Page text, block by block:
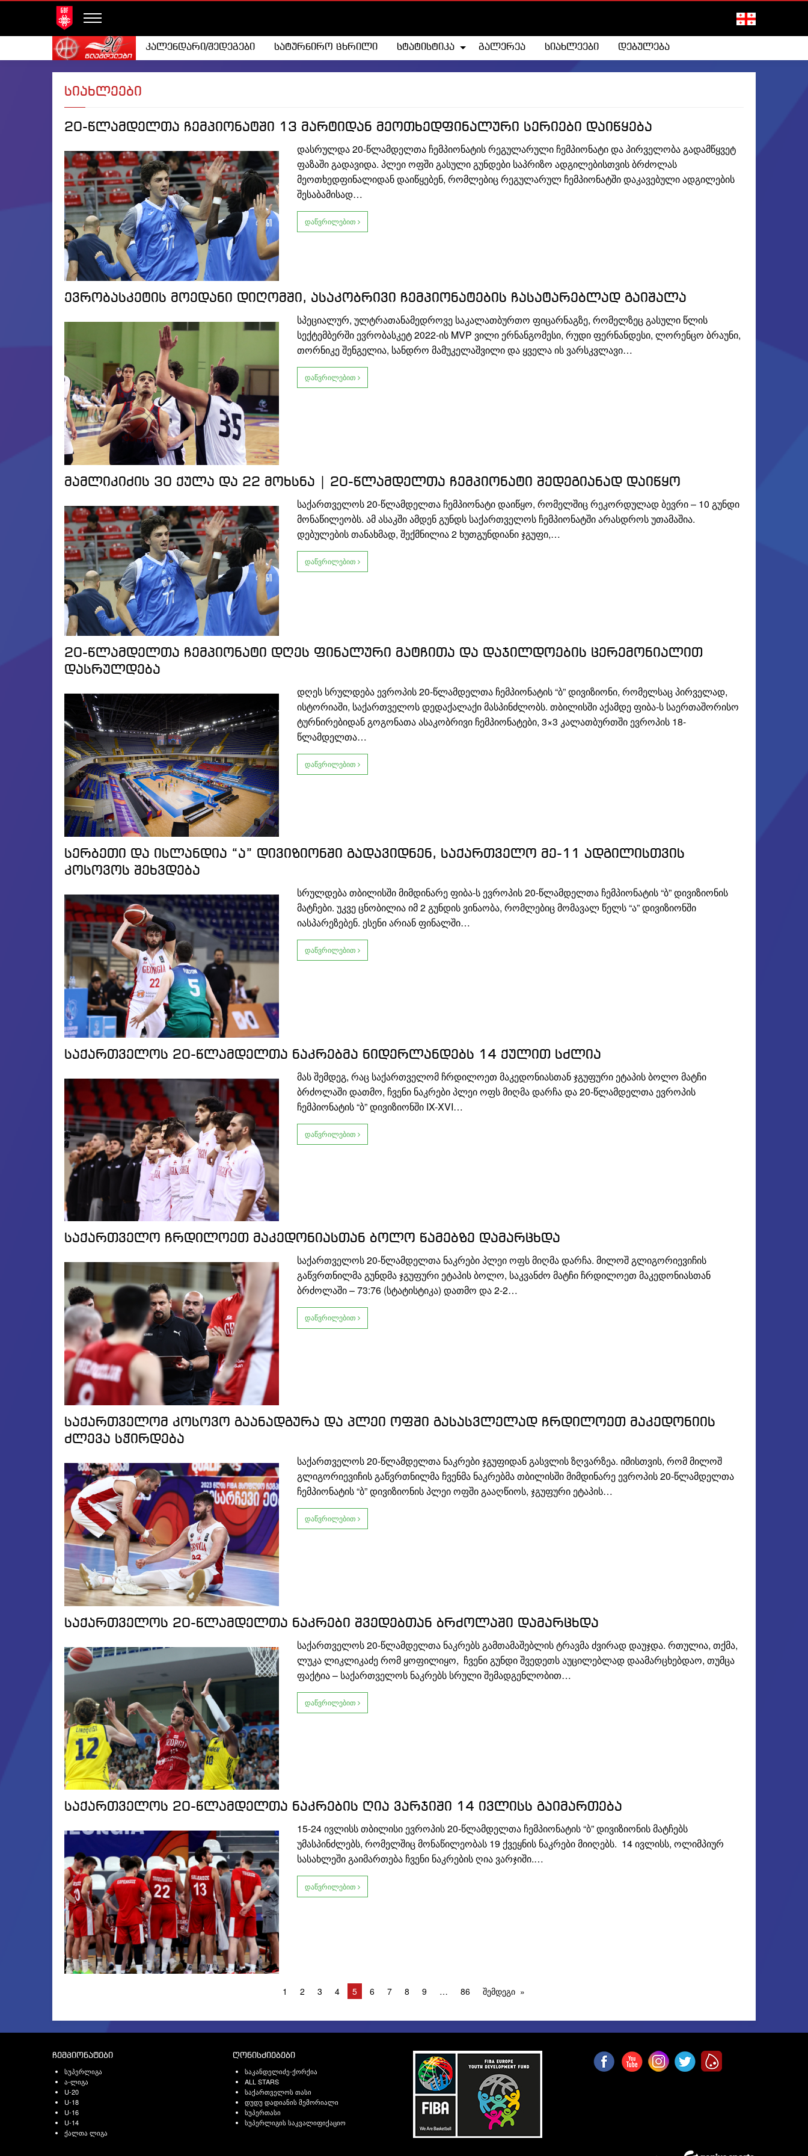
კალენდარი/შედეგები სატურნირო ცხრილი სტატისტიკა გალერეა სიახლეები დებულება
სიახლეები
20-წლამდელთა ჩემპიონატში 13 მარტიდან მეოთხედფინალური სერიები დაიწყება
დასრულდა 20-წლამდელთა ჩემპიონატის რეგულარული ჩემპიონატი და პირველობა გადამწყვეტ
ფაზაში გადავიდა. პლეი ოფში გასული გუნდები საპრიზო ადგილებისთვის ბრძოლას
მეოთხედფინალიდან დაიწყებენ, რომლებიც რეგულარულ ჩემპიონატში დაკავებული ადგილების
შესაბამისად…
დაწვრილებით
ევრობასკეტის მოედანი დიღომში, ასაკობრივი ჩემპიონატების ჩასატარებლად გაიშალა
სპეციალურ, ულტრათანამედროვე საკალათბურთო ფიცარნაგზე, რომელზეც გასული წლის
სექტემბერში ევრობასკეტ 2022-ის MVP ვილი ერნანგომესი, რუდი ფერნანდესი, ლორენცო ბრაუნი,
თორნიკე შენგელია, სანდრო მამუკელაშვილი და ყველა ის ვარსკვლავი…
დაწვრილებით
მამლიკიძის 30 ქულა და 22 მოხსნა | 20-წლამდელთა ჩემპიონატი შედეგიანად დაიწყო
საქართველოს 20-წლამდელთა ჩემპიონატი დაიწყო, რომელშიც რეკორდულად ბევრი – 10 გუნდი
მონაწილეობს. ამ ასაკში ამდენ გუნდს საქართველოს ჩემპიონატში არასდროს უთამაშია.
დებულების თანახმად, შექმნილია 2 ხუთგუნდიანი ჯგუფი,…
დაწვრილებით
20-წლამდელთა ჩემპიონატი დღეს ფინალური მატჩითა და დაჯილდოების ცერემონიალით
დასრულდება
დღეს სრულდება ევროპის 20-წლამდელთა ჩემპიონატის “ბ” დივიზიონი, რომელსაც პირველად,
ისტორიაში, საქართველოს დედაქალაქი მასპინძლობს. თბილისში აქამდე ფიბა-ს საერთაშორისო
ტურნირებიდან გოგონათა ასაკობრივი ჩემპიონატები, 3×3 კალათბურთში ევროპის 18-
წლამდელთა…
დაწვრილებით
სერბეთი და ისლანდია “ა” დივიზიონში გადავიდნენ, საქართველო მე-11 ადგილისთვის
კოსოვოს შეხვდება
სრულდება თბილისში მიმდინარე ფიბა-ს ევროპის 20-წლამდელთა ჩემპიონატის “ბ” დივიზიონის
მატჩები. უკვე ცნობილია იმ 2 გუნდის ვინაობა, რომლებიც მომავალ წელს “ა” დივიზიონში
იასპარეზებენ. ესენი არიან ფინალში…
დაწვრილებით
საქართველოს 20-წლამდელთა ნაკრებმა ნიდერლანდებს 14 ქულით სძლია
მას შემდეგ, რაც საქართველომ ჩრდილოეთ მაკედონიასთან ჯგუფური ეტაპის ბოლო მატჩი
ბრძოლაში დათმო, ჩვენი ნაკრები პლეი ოფს მიღმა დარჩა და 20-წლამდელთა ევროპის
ჩემპიონატის “ბ” დივიზიონში IX-XVI…
დაწვრილებით
საქართველო ჩრდილოეთ მაკედონიასთან ბოლო წამებზე დამარცხდა
საქართველოს 20-წლამდელთა ნაკრები პლეი ოფს მიღმა დარჩა. მილოშ გლიგორიევიჩის
გაწვრთნილმა გუნდმა ჯგუფური ეტაპის ბოლო, საკვანძო მატჩი ჩრდილოეთ მაკედონიასთან
ბრძოლაში – 73:76 (სტატისტიკა) დათმო და 2-2…
დაწვრილებით
საქართველომ კოსოვო გაანადგურა და პლეი ოფში გასასვლელად ჩრდილოეთ მაკედონიის
ძლევა სჭირდება
საქართველოს 20-წლამდელთა ნაკრები ჯგუფიდან გასვლის ზღვარზეა. იმისთვის, რომ მილოშ
გლიგორიევიჩის გაწვრთნილმა ჩვენმა ნაკრებმა თბილისში მიმდინარე ევროპის 20-წლამდელთა
ჩემპიონატის “ბ” დივიზიონის პლეი ოფში გააღწიოს, ჯგუფური ეტაპის…
დაწვრილებით
საქართველოს 20-წლამდელთა ნაკრები შვედებთან ბრძოლაში დამარცხდა
საქართველოს 20-წლამდელთა ნაკრებს გამთამაშებლის ტრავმა ძვირად დაუჯდა. რთულია, თქმა,
ლუკა ლიკლიკაძე რომ ყოფილიყო, ჩვენი გუნდი შვედეთს აუცილებლად დაამარცხებდაო, თუმცა
ფაქტია – საქართველოს ნაკრებს სრული შემადგენლობით…
დაწვრილებით
საქართველოს 20-წლამდელთა ნაკრების ღია ვარჯიში 14 ივლისს გაიმართება
15-24 ივლისს თბილისი ევროპის 20-წლამდელთა ჩემპიონატის “ბ” დივიზიონის მატჩებს
უმასპინძლებს, რომელშიც მონაწილეობას 19 ქვეყნის ნაკრები მიიღებს. 14 ივლისს, ოლიმპიურ
სასახლეში გაიმართება ჩვენი ნაკრების ღია ვარჯიში.…
დაწვრილებით
1 2 3 4 5 6 7 8 9 86 შემდეგი
ჩემპიონატები
სუპერლიგა
ა-ლიგა
U-20
U-18
U-16
U-14
ქალთა ლიგა
ღონისძიებები
საკანდელიძე-ქორქია
ALL STARS
საქართველოს თასი
დუდუ დადიანის მემორიალი
სუპერთასი
სუპერლიგის საკვალიფიქაციო